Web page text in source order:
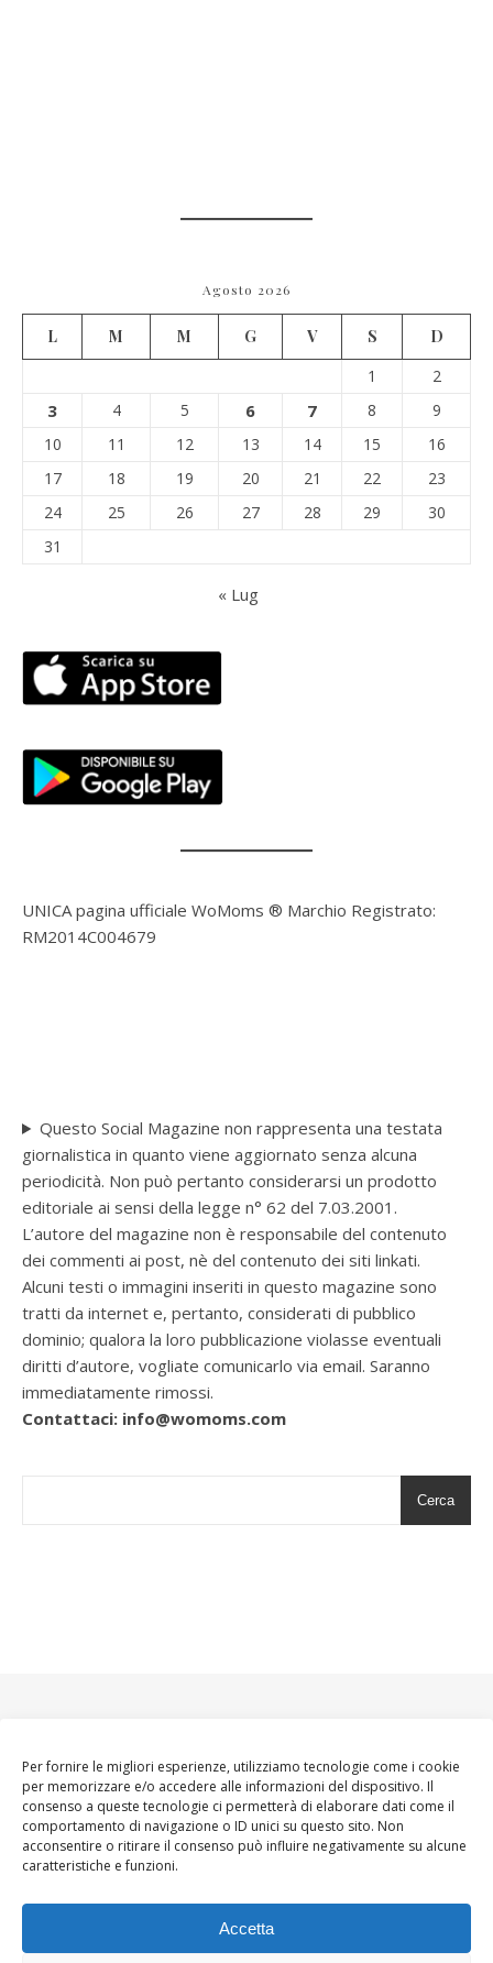
Per fornire le migliori esperienze, utilizziamo tecnologie come i cookie
per memorizzare e/o accedere alle informazioni del dispositivo. Il
consenso a queste tecnologie ci permetterà di elaborare dati come il
comportamento di navigazione o ID unici su questo sito. Non
acconsentire o ritirare il consenso può influire negativamente su alcune
caratteristiche e funzioni.
Accetta
Agosto 2026
L M M G V S
D
1
2
3 4 5 6 7 8
9
10
11 12 13 14 15
16
17
18 19 20 21 22
23
24
25 26 27 28 29
30
31
« Lug
UNICA pagina ufficiale WoMoms ® Marchio Registrato:
RM2014C004679
Questo Social Magazine non rappresenta una testata
giornalistica in quanto viene aggiornato senza alcuna
periodicità. Non può pertanto considerarsi un prodotto
editoriale ai sensi della legge n° 62 del 7.03.2001.
L’autore del magazine non è responsabile del contenuto
dei commenti ai post, nè del contenuto dei siti linkati.
Alcuni testi o immagini inseriti in questo magazine sono
tratti da internet e, pertanto, considerati di pubblico
dominio; qualora la loro pubblicazione violasse eventuali
diritti d’autore, vogliate comunicarlo via email. Saranno
immediatamente rimossi.
Contattaci: info@womoms.com
Cerca